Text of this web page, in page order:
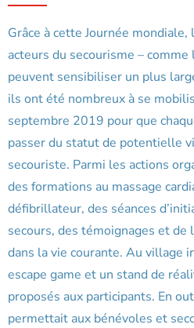
Grâce à cette Journée
acteurs du secourisme –
peuvent sensibiliser un plus
ils ont été nombreux à se
septembre 2019 pour que
passer du statut de potentielle
secouriste. Parmi les actions
des formations au massage
défibrillateur, des séances
secours, des témoignages et de
dans la vie courante. Au village
escape game et un stand de
proposés aux participants. En
permettait aux bénévoles et